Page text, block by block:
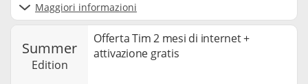
Maggiori informazioni
summer
edition
Offerta Tim 2 mesi di internet +
attivazione gratis